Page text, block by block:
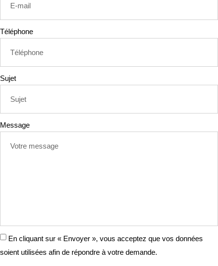
Téléphone
Sujet
Message
En cliquant sur « Envoyer », vous acceptez que vos données
soient utilisées afin de répondre à votre demande.